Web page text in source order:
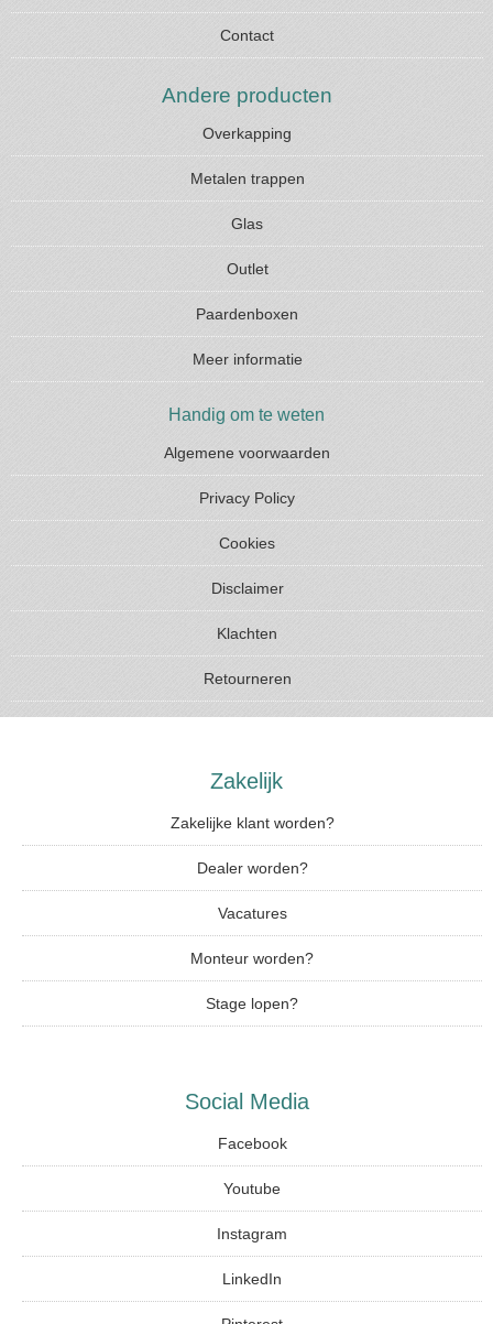
Contact
Andere producten
Overkapping
Metalen trappen
Glas
Outlet
Paardenboxen
Meer informatie
Handig om te weten
Algemene voorwaarden
Privacy Policy
Cookies
Disclaimer
Klachten
Retourneren
Zakelijk
Zakelijke klant worden?
Dealer worden?
Vacatures
Monteur worden?
Stage lopen?
Social Media
Facebook
Youtube
Instagram
LinkedIn